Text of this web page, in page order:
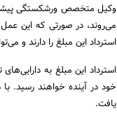
وکیل متخصص ورشکستگی
می‌روند، در صورتی که این
استرداد این مبلغ را دارند و
استرداد این مبلغ به
خود در آینده خواهند رسید.
یافت.